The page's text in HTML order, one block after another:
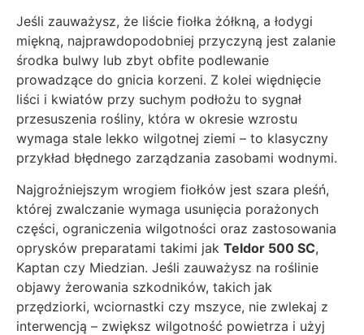
Jeśli zauważysz, że liście fiołka żółkną, a łodygi
miękną, najprawdopodobniej przyczyną jest zalanie
środka bulwy lub zbyt obfite podlewanie
prowadzące do gnicia korzeni. Z kolei więdnięcie
liści i kwiatów przy suchym podłożu to sygnał
przesuszenia rośliny, która w okresie wzrostu
wymaga stale lekko wilgotnej ziemi – to klasyczny
przykład błędnego zarządzania zasobami wodnymi.
Najgroźniejszym wrogiem fiołków jest szara pleśń,
której zwalczanie wymaga usunięcia porażonych
części, ograniczenia wilgotności oraz zastosowania
oprysków preparatami takimi jak Teldor 500 SC,
Kaptan czy Miedzian. Jeśli zauważysz na roślinie
objawy żerowania szkodników, takich jak
przędziorki, wciornastki czy mszyce, nie zwlekaj z
interwencją – zwiększ wilgotność powietrza i użyj